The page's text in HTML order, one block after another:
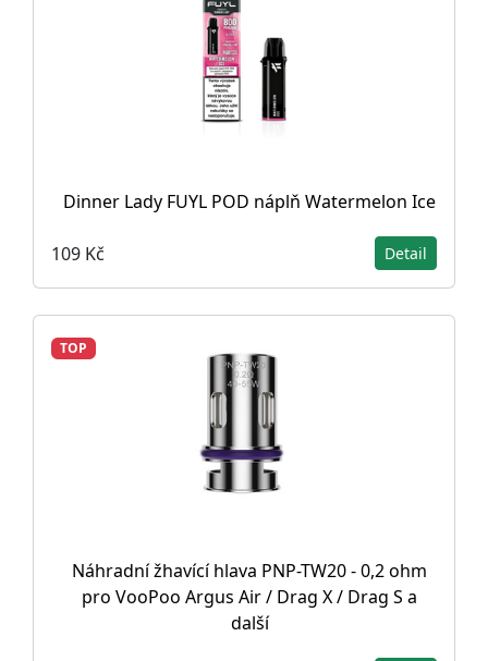
Dinner Lady FUYL POD náplň Watermelon Ice
109 Kč Detail
TOP
Náhradní žhavící hlava PNP-TW20 - 0,2 ohm
pro VooPoo Argus Air / Drag X / Drag S a
další